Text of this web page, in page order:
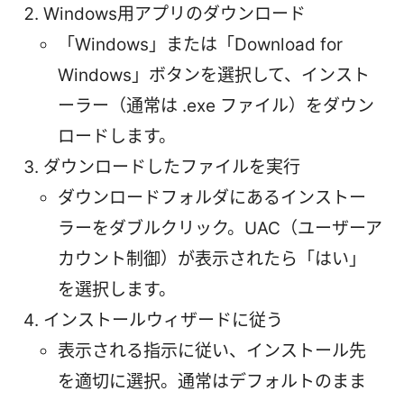
Windows用アプリのダウンロード
「Windows」または「Download for
Windows」ボタンを選択して、インスト
ーラー（通常は .exe ファイル）をダウン
ロードします。
ダウンロードしたファイルを実行
ダウンロードフォルダにあるインストー
ラーをダブルクリック。UAC（ユーザーア
カウント制御）が表示されたら「はい」
を選択します。
インストールウィザードに従う
表示される指示に従い、インストール先
を適切に選択。通常はデフォルトのまま